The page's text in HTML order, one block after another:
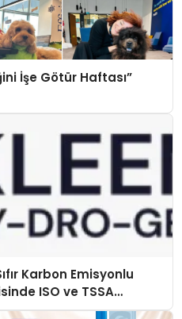
İşe Götür Haftası”
Karbon Emisyonlu
ISO ve TSSA